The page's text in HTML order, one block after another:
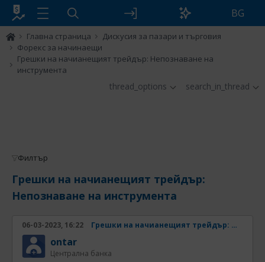
BG
Главна страница
Дискусия за пазари и търговия
Форекс за начинаещи
Грешки на начианещият трейдър: Непознаване на
инструмента
thread_options search_in_thread
Филтър
Грешки на начианещият трейдър:
Непознаване на инструмента
06-03-2023, 16:22 Грешки на начианещият трейдър: Непознаване на инструмента
ontar
Централна банка